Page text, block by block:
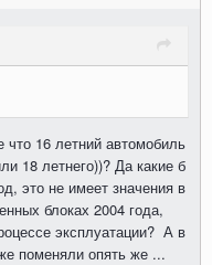
16 летний автомобиль
18 летнего))? Да какие б
это не имеет значения в
блоках 2004 года,
эксплуатации? А в
поменяли опять же ...